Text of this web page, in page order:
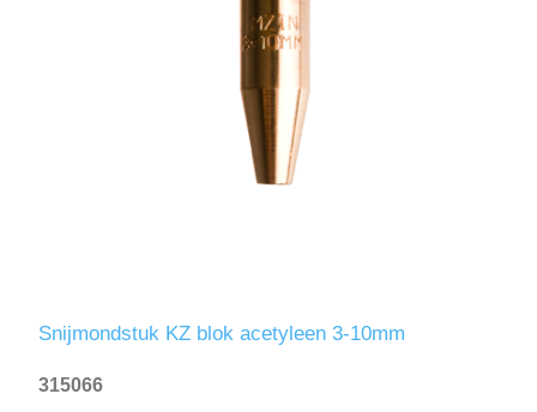
Snijmondstuk KZ blok acetyleen 3-10mm
315066